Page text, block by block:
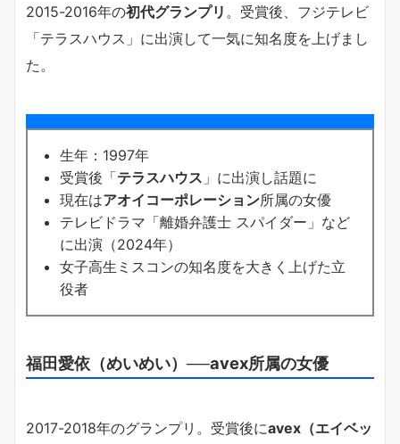
2015-2016年の初代グランプリ 。受賞後、フジテレビ
「テラスハウス」に出演して一気に知名度を上げまし
た。
生年：1997年
受賞後「テラスハウス 」に出演し話題に
現在はアオイコーポレーション所属の女優
テレビドラマ「離婚弁護士 スパイダー」など
に出演（2024年）
女子高生ミスコンの知名度を大きく上げた立
役者
福田愛依（めいめい）──avex所属の女優
2017-2018年のグランプリ。受賞後にavex（エイベッ